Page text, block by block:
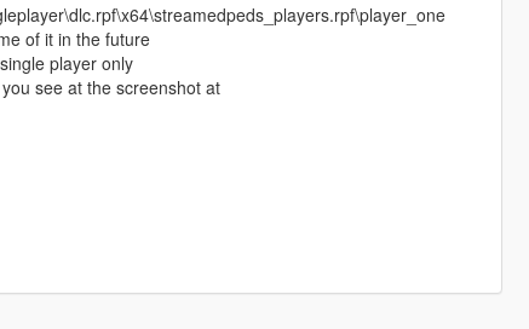
of it in the future
player only
see at the screenshot at